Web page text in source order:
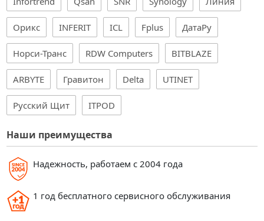
Наши преимущества
Надежность, работаем с 2004 года
1 год бесплатного сервисного обслуживания
Орикс INFERIT ICL Fplus ДатаРу
Норси-Транс RDW Computers BITBLAZE
ARBYTE Гравитон Delta UTINET
Русский Щит ITPOD